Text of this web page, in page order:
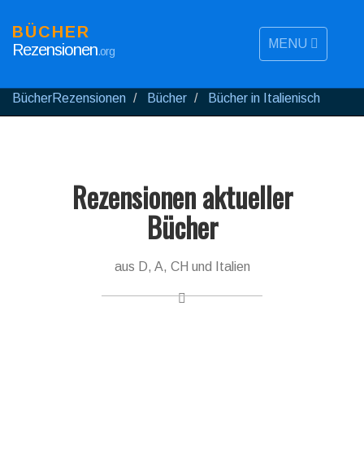
MENU
BÜCHER
Rezensionen.org
BücherRezensionen Bücher Bücher in Italienisch
Rezensionen aktueller
Bücher
aus D, A, CH und Italien